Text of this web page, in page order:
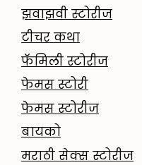
झवाझवी स्टोरीज
टीचर कथा
फॅमिली स्टोरीज
फेमस स्टोरी
फेमस स्टोरीज
बायको
मराठी सेक्स स्टोरीज